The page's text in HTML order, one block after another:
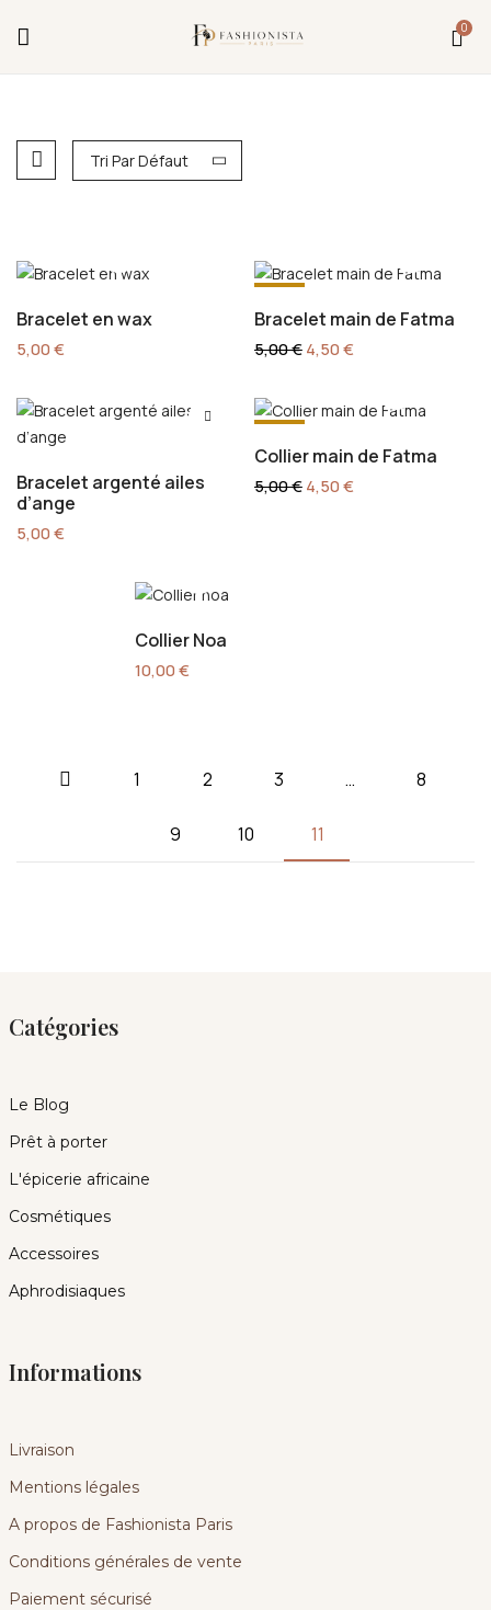
0
Tri Par Défaut
Bracelet en wax
5,00€
-10%
Bracelet main de Fatma
5,00€ 4,50€
Bracelet argenté ailes
d’ange
5,00€
-10%
Collier main de Fatma
5,00€ 4,50€
Collier Noa
10,00€
1 2 3 … 8
9 10 11
Catégories
Le Blog
Prêt à porter
L'épicerie africaine
Cosmétiques
Accessoires
Aphrodisiaques
Informations
Livraison
Mentions légales
A propos de Fashionista Paris
Conditions générales de vente
Paiement sécurisé
Fermeture annuelle du 17 juillet 16h au 12 août.
L'ajout au panier est indisponible et aucune